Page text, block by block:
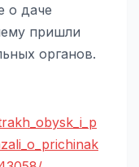
о даче
пришли
органов.